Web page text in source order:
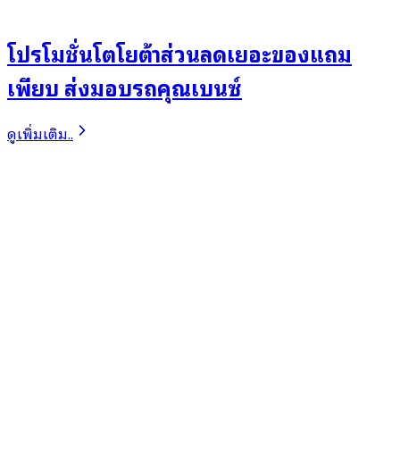
โปรโมชั่นโตโยต้าส่วนลดเยอะของแถม
เพียบ ส่งมอบรถคุณเบนซ์
ดูเพิ่มเติม..